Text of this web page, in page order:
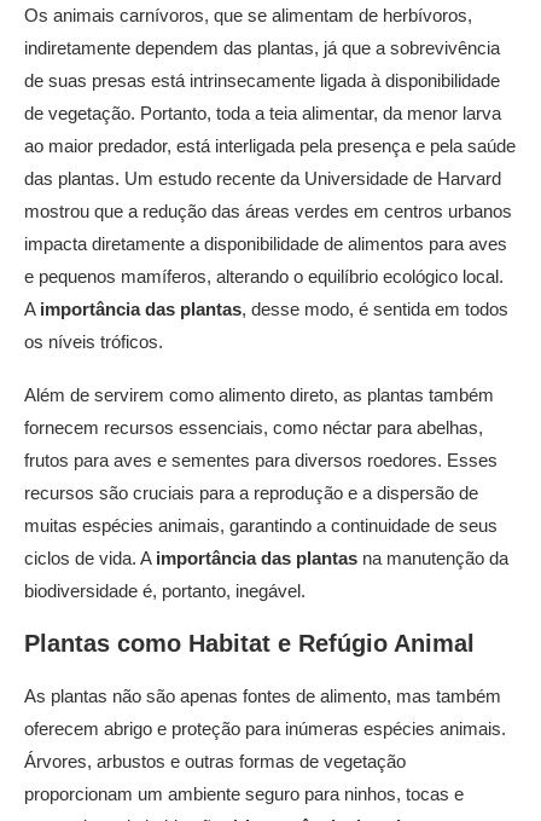
Os animais carnívoros, que se alimentam de herbívoros,
indiretamente dependem das plantas, já que a sobrevivência
de suas presas está intrinsecamente ligada à disponibilidade
de vegetação. Portanto, toda a teia alimentar, da menor larva
ao maior predador, está interligada pela presença e pela saúde
das plantas. Um estudo recente da Universidade de Harvard
mostrou que a redução das áreas verdes em centros urbanos
impacta diretamente a disponibilidade de alimentos para aves
e pequenos mamíferos, alterando o equilíbrio ecológico local.
A importância das plantas, desse modo, é sentida em todos
os níveis tróficos.
Além de servirem como alimento direto, as plantas também
fornecem recursos essenciais, como néctar para abelhas,
frutos para aves e sementes para diversos roedores. Esses
recursos são cruciais para a reprodução e a dispersão de
muitas espécies animais, garantindo a continuidade de seus
ciclos de vida. A importância das plantas na manutenção da
biodiversidade é, portanto, inegável.
Plantas como Habitat e Refúgio Animal
As plantas não são apenas fontes de alimento, mas também
oferecem abrigo e proteção para inúmeras espécies animais.
Árvores, arbustos e outras formas de vegetação
proporcionam um ambiente seguro para ninhos, tocas e